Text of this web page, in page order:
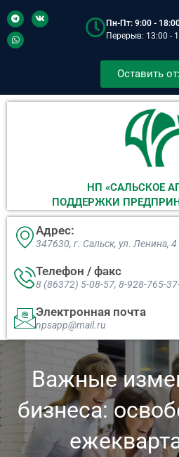
Пн-Пт: 9:00 -
Перерыв: 13:00 -
Оставить
НП «САЛЬСКОЕ
ПОДДЕРЖКИ
Адрес:
347630, г. Сальск, ул. Ленина, 4​
Телефон / факс
8 (86372) 5-08-57, 8-928-765-
Электронная почта
npsapp@mail.ru
Важные
бизнеса: